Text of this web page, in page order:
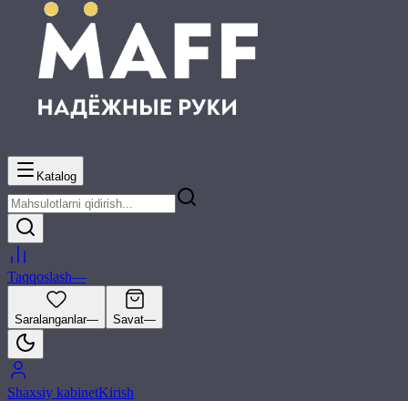
Katalog
Taqqoslash—
Saralanganlar— Savat—
Shaxsiy kabinetKirish